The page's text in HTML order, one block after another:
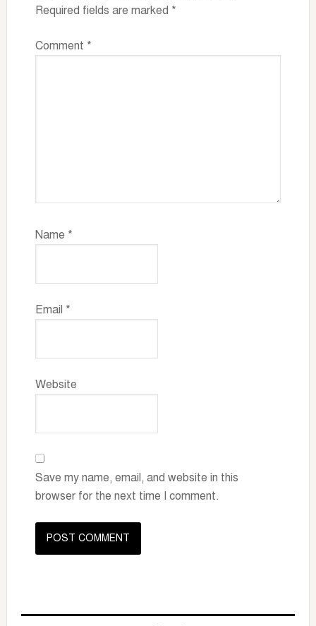
Required fields are marked *
Comment *
Name *
Email *
Website
Save my name, email, and website in this
browser for the next time I comment.
Primary